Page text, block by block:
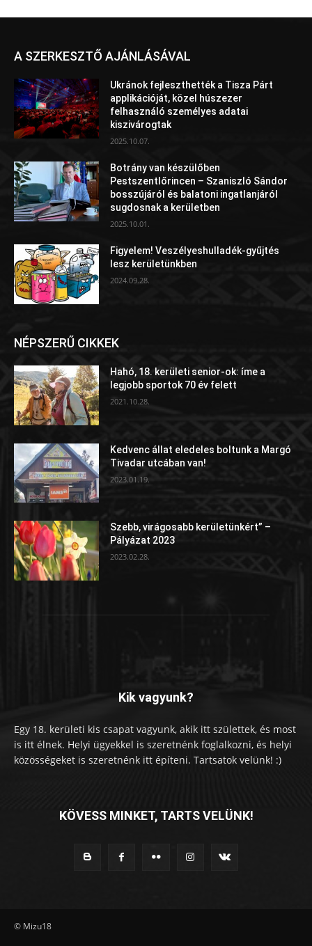
A SZERKESZTŐ AJÁNLÁSÁVAL
Ukránok fejleszthették a Tisza Párt
applikációját, közel húszezer
felhasználó személyes adatai
kiszivárogtak
2025.10.07.
Botrány van készülőben
Pestszentlőrincen – Szaniszló Sándor
bosszújáról és balatoni ingatlanjáról
sugdosnak a kerületben
2025.10.01.
Figyelem! Veszélyeshulladék-gyűjtés
lesz kerületünkben
2024.09.28.
NÉPSZERŰ CIKKEK
Hahó, 18. kerületi senior-ok: íme a
legjobb sportok 70 év felett
2021.10.28.
Kedvenc állat eledeles boltunk a Margó
Tivadar utcában van!
2023.01.19.
Szebb, virágosabb kerületünkért” –
Pályázat 2023
2023.02.28.
Kik vagyunk?
Egy 18. kerületi kis csapat vagyunk, akik itt születtek, és most
is itt élnek. Helyi ügyekkel is szeretnénk foglalkozni, és helyi
közösségeket is szeretnénk itt építeni. Tartsatok velünk! :)
KÖVESS MINKET, TARTS VELÜNK!
© Mizu18